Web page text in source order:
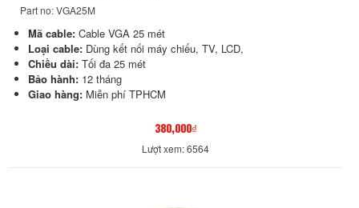
Part no: VGA25M
Mã cable: Cable VGA 25 mét
Loại cable: Dùng kết nối máy chiếu, TV, LCD,
Chiều dài: Tối đa 25 mét
Bảo hành: 12 tháng
Giao hàng: Miễn phí TPHCM
380,000₫
Lượt xem: 6564